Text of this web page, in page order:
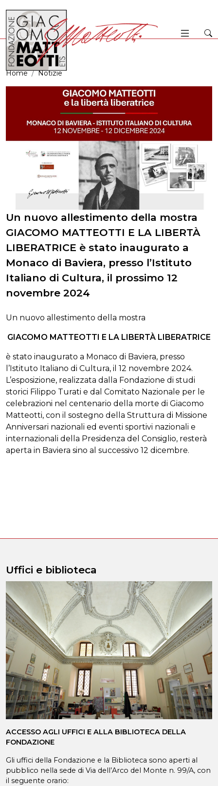
Home Notizie
Un nuovo allestimento della mostra
GIACOMO MATTEOTTI E LA LIBERTÀ
LIBERATRICE è stato inaugurato a
Monaco di Baviera, presso l’Istituto
Italiano di Cultura, il prossimo 12
novembre 2024
Un nuovo allestimento della mostra
GIACOMO MATTEOTTI E LA LIBERTÀ LIBERATRICE
è stato inaugurato a Monaco di Baviera, presso
l’Istituto Italiano di Cultura, il 12 novembre 2024.
L’esposizione, realizzata dalla Fondazione di studi
storici Filippo Turati e dal Comitato Nazionale per le
celebrazioni nel centenario della morte di Giacomo
Matteotti, con il sostegno della Struttura di Missione
Anniversari nazionali ed eventi sportivi nazionali e
internazionali della Presidenza del Consiglio, resterà
aperta in Baviera sino al successivo 12 dicembre.
Uffici e biblioteca
ACCESSO AGLI UFFICI E ALLA BIBLIOTECA DELLA
FONDAZIONE
Gli uffici della Fondazione e la Biblioteca sono aperti al
pubblico nella sede di Via dell’Arco del Monte n. 99/A, con
il seguente orario: